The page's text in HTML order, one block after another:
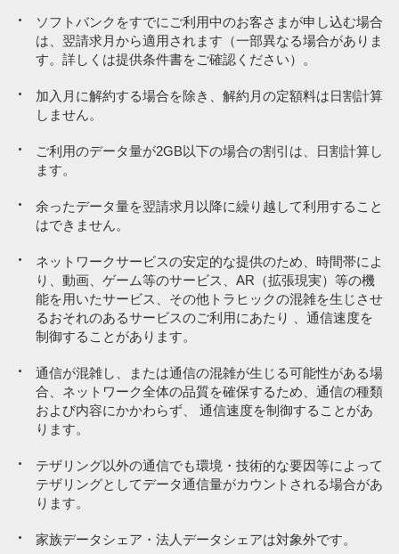
月額利用料 3,828円／月
※3
【加入例】SoftBank 光 ファミリーの場合、月額基本料金5,720円
／月＋指定オプション550円／月～が別途必要です（2年自動更新
プラン：2022年7月1日以降の契約者は、契約期間満了月の当月・
翌月・翌々月以外での解約には解除料5,720円が必要。 詳しくはこ
ちら ）。
テザリング・データシェア含めて2GB以下の月が対象です。
ソフトバンクをすでにご利用中のお客さまが申し込む場合
は、翌請求月から適用されます（一部異なる場合がありま
す。詳しくは提供条件書をご確認ください）。
加入月に解約する場合を除き、解約月の定額料は日割計算
しません。
ご利用のデータ量が2GB以下の場合の割引は、日割計算し
ます。
余ったデータ量を翌請求月以降に繰り越して利用すること
はできません。
ネットワークサービスの安定的な提供のため、時間帯によ
り、動画、ゲーム等のサービス、AR（拡張現実）等の機
能を用いたサービス、その他トラヒックの混雑を生じさせ
るおそれのあるサービスのご利用にあたり 、通信速度を
制御することがあります。
通信が混雑し、または通信の混雑が⽣じる可能性がある場
合、ネットワーク全体の品質を確保するため、通信の種類
および内容にかかわらず、 通信速度を制御することがあ
ります。
テザリング以外の通信でも環境・技術的な要因等によって
テザリングとしてデータ通信量がカウントされる場合があ
ります。
家族データシェア・法人データシェアは対象外です。